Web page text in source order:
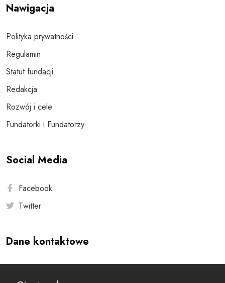
Nawigacja
Polityka prywatności
Regulamin
Statut fundacji
Redakcja
Rozwój i cele
Fundatorki i Fundatorzy
Social Media
Facebook
Twitter
Dane kontaktowe